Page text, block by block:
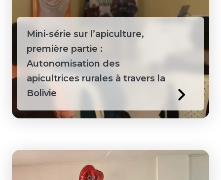
Mini-série sur l’apiculture,
première partie :
Autonomisation des
apicultrices rurales à travers la
Bolivie